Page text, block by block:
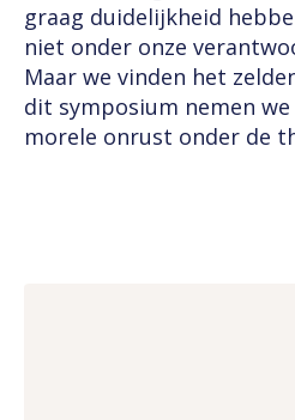
graag duidelijkheid
niet onder onze
Maar we vinden het
dit symposium nemen
morele onrust onder de